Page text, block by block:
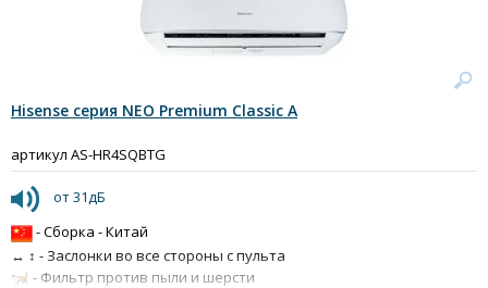
Hisense серия NEO Premium Classic A
артикул AS-HR4SQBTG
от 31дБ
- Сборка - Китай
↔ ↕ - Заслонки во все стороны с пульта
- Фильтр против пыли и шерсти